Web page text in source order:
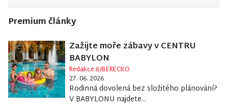
Premium články
Zažijte moře zábavy v CENTRU
BABYLON
Redakce iLIBERECKO
27. 06. 2026
Rodinná dovolená bez složitého plánování?
V BABYLONU najdete...